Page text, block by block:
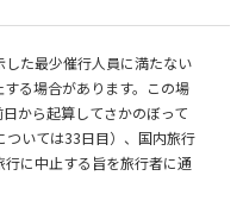
た最少催行人員に満たない
る場合があります。この場
から起算してさかのぼって
ついては33日目）、国内旅行
に中止する旨を旅行者に通